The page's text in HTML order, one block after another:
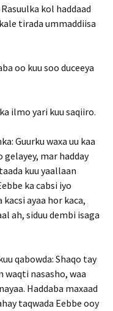
kol haddaad
tirada ummaddiisa
oo kuu soo duceeya
ilmo yari kuu saqiiro.
Guurku waxa uu kaa
gelayey, mar hadday
kuu yaallaan
ka cabsi iyo
ayaa hor kaca,
ah, siduu dembi isaga
qabowda: Shaqo tay
waqti nasasho, waa
Haddaba maxaad
taqwada Eebbe ooy